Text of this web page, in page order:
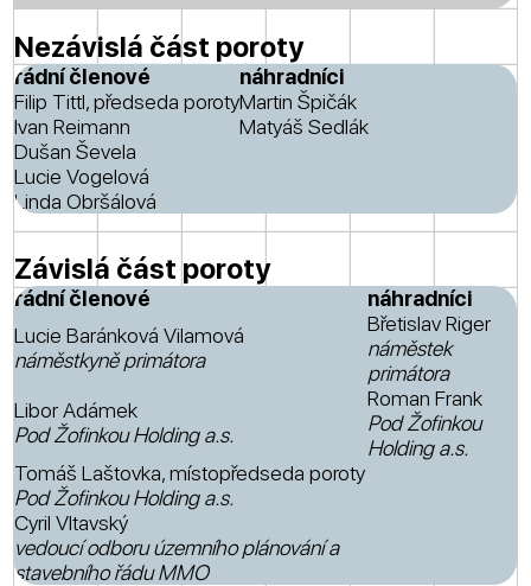
Nezávislá část poroty
řádní členové
náhradníci
Filip Tittl, předseda porotyMartin Špičák
Ivan Reimann
Matyáš Sedlák
Dušan Ševela
Lucie Vogelová
Linda Obršálová
Závislá část poroty
řádní členové
náhradníci
Lucie Baránková Vilamová
náměstkyně primátora
Břetislav Riger
náměstek
primátora
Libor Adámek
Pod Žofinkou Holding a.s.
Roman Frank
Pod Žofinkou
Holding a.s.
Tomáš Laštovka, místopředseda poroty
Pod Žofinkou Holding a.s.
Cyril Vltavský
vedoucí odboru územního plánování a
stavebního řádu MMO